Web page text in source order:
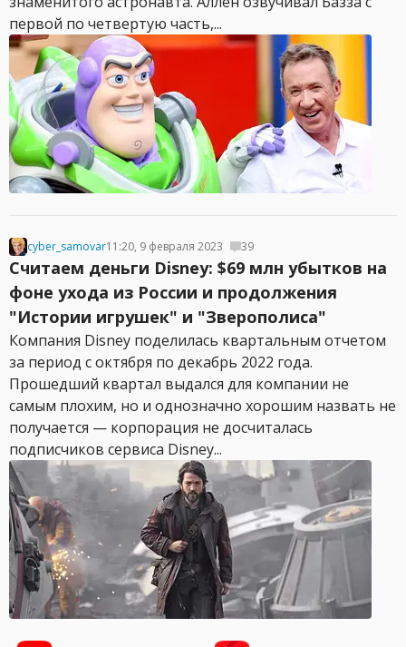
первой по четвертую часть,...
cyber_samovar11:20, 9 февраля 2023 39
Считаем деньги Disney: $69 млн убытков на
фоне ухода из России и продолжения
"Истории игрушек" и "Зверополиса"
Компания Disney поделилась квартальным отчетом
за период с октября по декабрь 2022 года.
Прошедший квартал выдался для компании не
самым плохим, но и однозначно хорошим назвать не
получается — корпорация не досчиталась
подписчиков сервиса Disney...